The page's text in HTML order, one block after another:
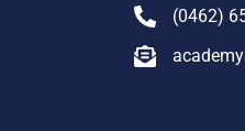
(0462)